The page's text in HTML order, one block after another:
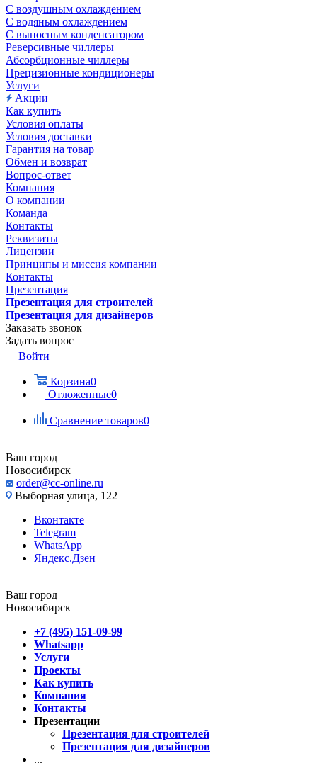
С воздушным охлаждением
С водяным охлаждением
С выносным конденсатором
Реверсивные чиллеры
Абсорбционные чиллеры
Прецизионные кондиционеры
Услуги
Акции
Как купить
Условия оплаты
Условия доставки
Гарантия на товар
Обмен и возврат
Вопрос-ответ
Компания
О компании
Команда
Контакты
Реквизиты
Лицензии
Принципы и миссия компании
Контакты
Презентация
Презентация для строителей
Презентация для дизайнеров
Заказать звонок
Задать вопрос
Войти
Корзина0
Отложенные0
Сравнение товаров0
Ваш город
Новосибирск
order@cc-online.ru
Выборная улица, 122
Вконтакте
Telegram
WhatsApp
Яндекс.Дзен
Ваш город
Новосибирск
+7 (495) 151-09-99
Whatsapp
Услуги
Проекты
Как купить
Компания
Контакты
Презентации
Презентация для строителей
Презентация для дизайнеров
...